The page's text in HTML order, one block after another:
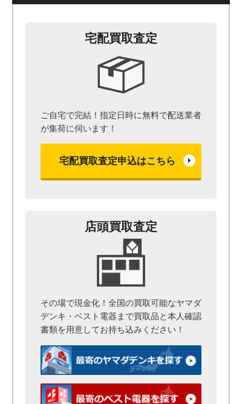
宅配買取査定
ご自宅で完結！指定日時に無料で配送業者
が集荷に伺います！
宅配買取査定申込はこちら
店頭買取査定
その場で現金化！全国の買取可能なヤマダ
デンキ・ベスト電器まで買取品と本人確認
書類を用意してお持ち込みください！